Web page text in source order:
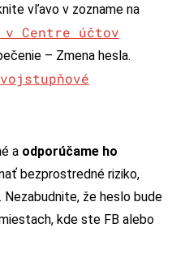
vľavo v zozname na
Centre účtov
– Zmena hesla.
a odporúčame ho
bezprostredné riziko,
že heslo bude
kde ste FB alebo